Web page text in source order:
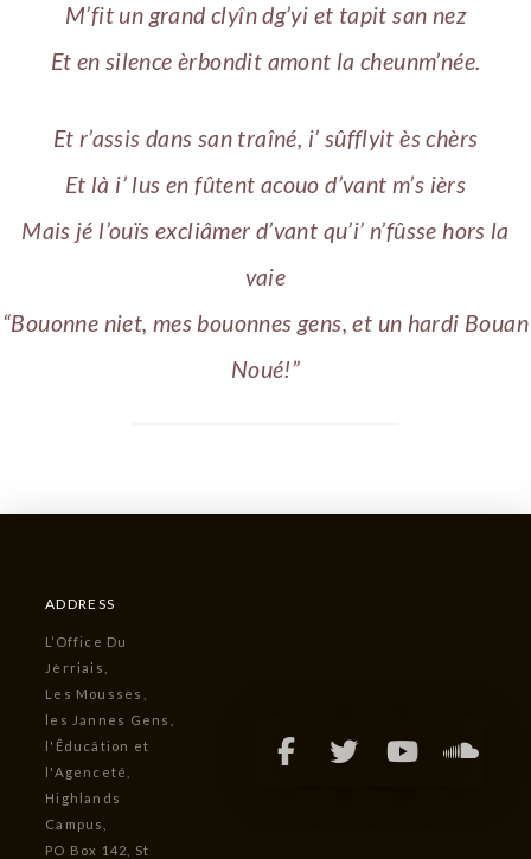
M’fit un grand clyîn dg’yi et tapit san nez
Et en silence èrbondit amont la cheunm’née.
Et r’assis dans san traîné, i’ sûfflyit ès chèrs
Et là i’ lus en fûtent acouo d’vant m’s ièrs
Mais jé l’ouïs excliâmer d’vant qu’i’ n’fûsse hors la
vaie
“Bouonne niet, mes bouonnes gens, et un hardi Bouan
Noué!”
ADDRESS
L’Office Du
Jèrriais,
Les Mousses,
les Jannes Gens,
l'Êducâtion et
l'Agenceté,
Highlands
Campus,
PO Box 142, St